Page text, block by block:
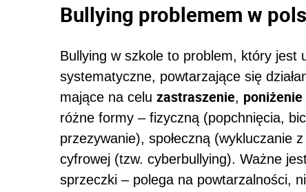
Bullying problemem w
Bullying w szkole to problem, który jest
systematyczne, powtarzające się
mające na celu zastraszenie, poniżenie
różne formy – fizyczną (popchnięcia,
przezywanie), społeczną (wykluczanie
cyfrowej (tzw. cyberbullying). Ważne
sprzeczki – polega na powtarzalności,